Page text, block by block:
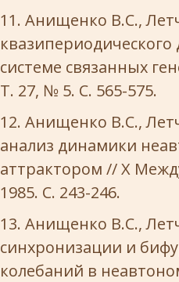
Анищенко B.C.,
системе связанных
Т. 27, № 5. С. 565-575.
Анищенко B.C.,
анализ динамики
аттрактором // X
1985. С. 243-246.
Анищенко B.C.,
синхронизации и
колебаний в